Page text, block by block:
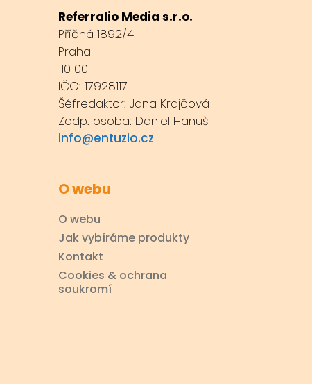
Referralio Media s.r.o.
Příčná 1892/4
Praha
110 00
IČO: 17928117
Šéfredaktor: Jana Krajčová
Zodp. osoba: Daniel Hanuš
info@entuzio.cz
O webu
O webu
Jak vybíráme produkty
Kontakt
Cookies & ochrana
soukromí